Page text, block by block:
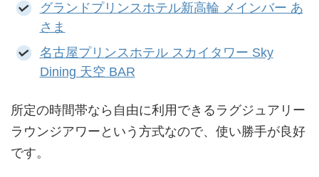
グランドプリンスホテル新高輪 メインバー あ
さま
名古屋プリンスホテル スカイタワー Sky
Dining 天空 BAR
所定の時間帯なら自由に利用できるラグジュアリー
ラウンジアワーという方式なので、使い勝手が良好
です。